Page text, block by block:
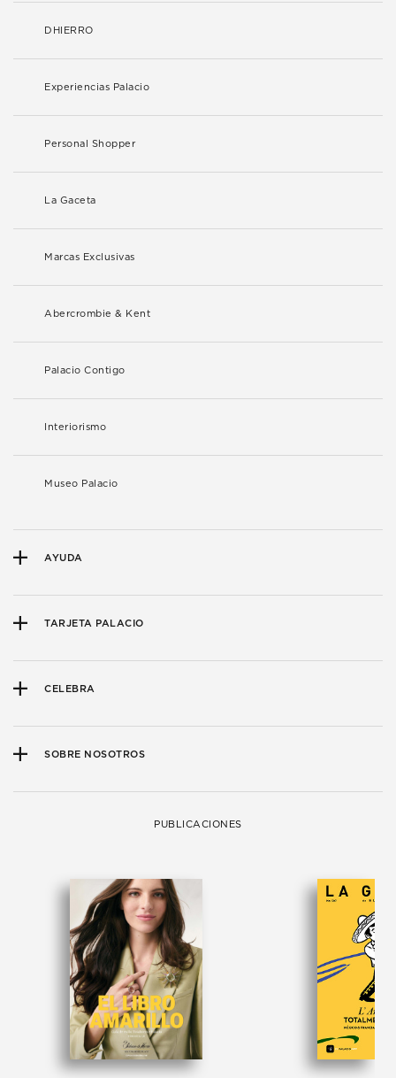
DHIERRO
Experiencias Palacio
Personal Shopper
La Gaceta
Marcas Exclusivas
Abercrombie & Kent
Palacio Contigo
Interiorismo
Museo Palacio
AYUDA
TARJETA PALACIO
CELEBRA
SOBRE NOSOTROS
PUBLICACIONES